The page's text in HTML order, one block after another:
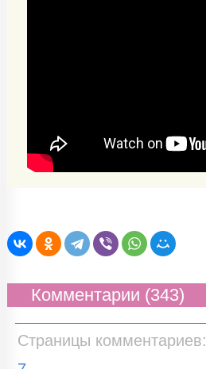
Комментарии (343)
Страницы комментариев: